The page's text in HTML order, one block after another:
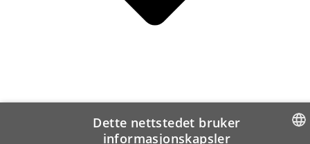
Dette nettstedet bruker
informasjonskapsler